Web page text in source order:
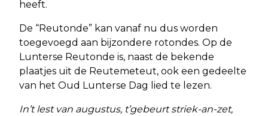
heeft.
De “Reutonde” kan vanaf nu dus worden
toegevoegd aan bijzondere rotondes. Op de
Lunterse Reutonde is, naast de bekende
plaatjes uit de Reutemeteut, ook een gedeelte
van het Oud Lunterse Dag lied te lezen.
In’t lest van augustus, t’gebeurt striek-an-zet,